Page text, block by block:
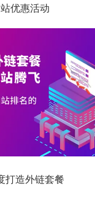
优惠活动
打造外链套餐